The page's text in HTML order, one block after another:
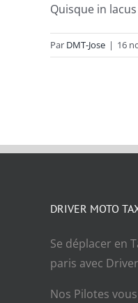
Quisque in
Par DMT-Jose | 16
DRIVER MOTO
Se déplacer en
paris avec
Nos Pilotes